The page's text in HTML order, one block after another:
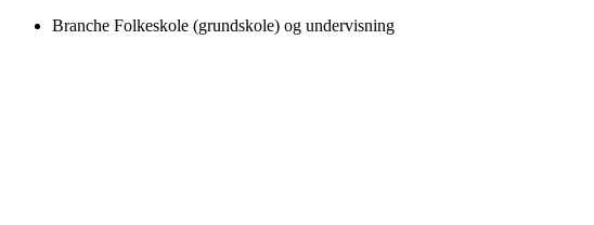
Branche Folkeskole (grundskole) og undervisning